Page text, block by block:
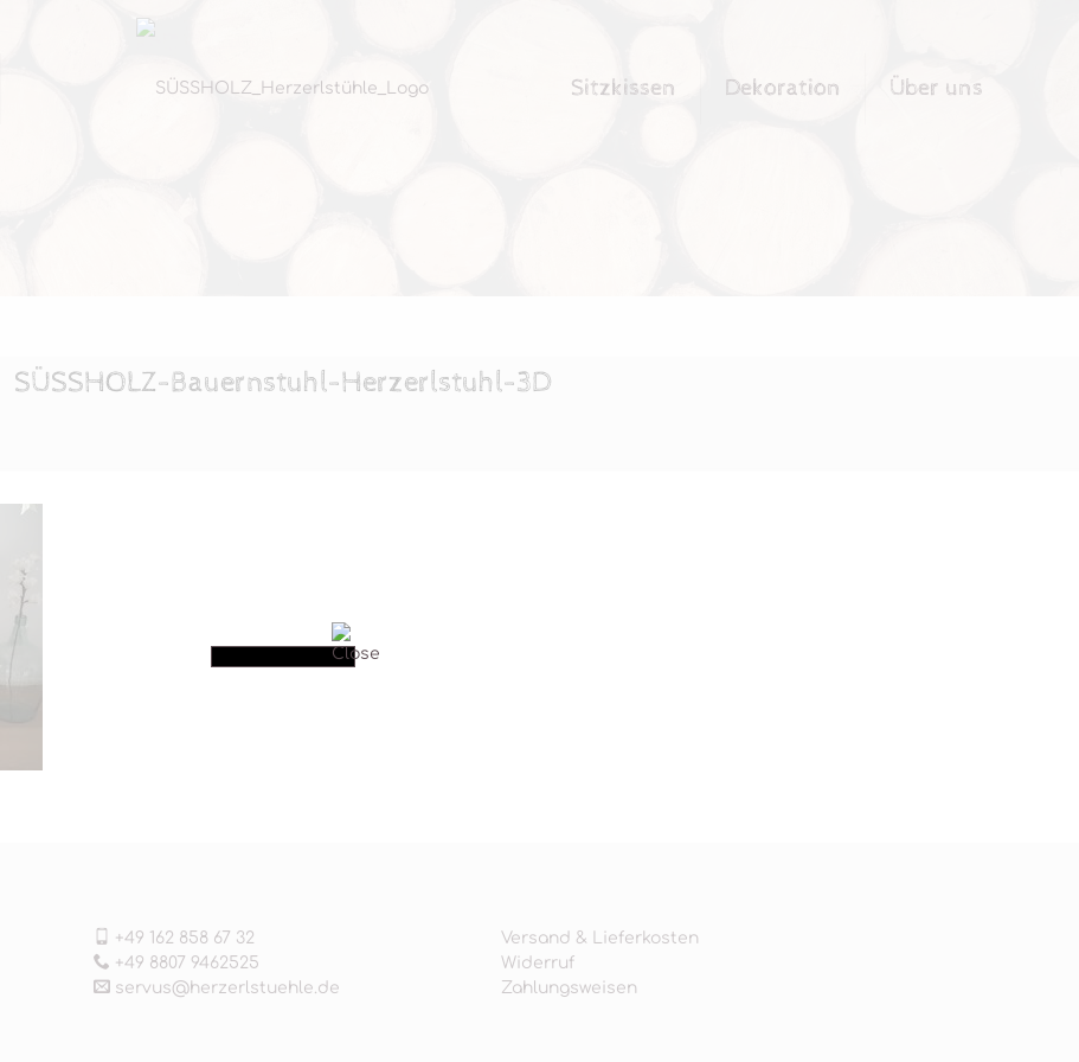
Sitzkissen Dekoration Über uns
SÜSSHOLZ-Bauernstuhl-Herzerlstuhl-3D
+49 162 858 67 32
+49 8807 9462525
servus@herzerlstuehle.de
Versand & Lieferkosten
Widerruf
Zahlungsweisen